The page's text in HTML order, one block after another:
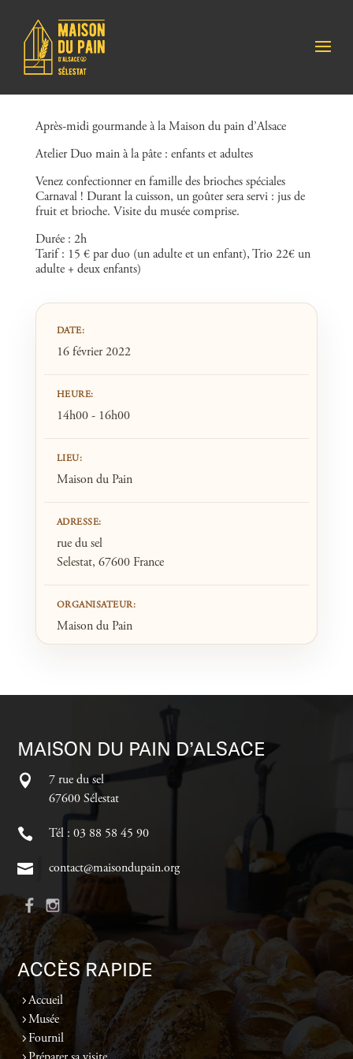
Après-midi gourmande à la Maison du pain d’Alsace
Atelier Duo main à la pâte : enfants et adultes
Venez confectionner en famille des brioches spéciales
Carnaval ! Durant la cuisson, un goûter sera servi : jus de
fruit et brioche. Visite du musée comprise.
Durée : 2h
Tarif : 15 € par duo (un adulte et un enfant), Trio 22€ un
adulte + deux enfants)
DATE:
16 février 2022
HEURE:
14h00 - 16h00
LIEU:
Maison du Pain
ADRESSE:
rue du sel
Selestat, 67600 France
ORGANISATEUR:
Maison du Pain
MAISON DU PAIN D’ALSACE
7 rue du sel
67600 Sélestat
Tél : 03 88 58 45 90
contact@maisondupain.org
ACCÈS RAPIDE
Accueil
Musée
Fournil